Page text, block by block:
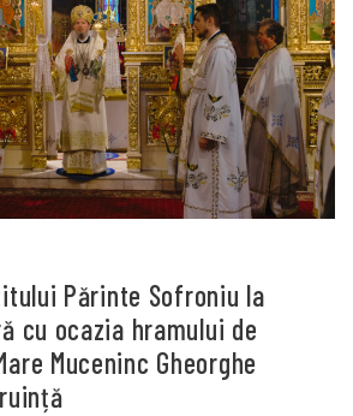
Părinte Sofroniu la
cu ocazia hramului de
Muceninc Gheorghe